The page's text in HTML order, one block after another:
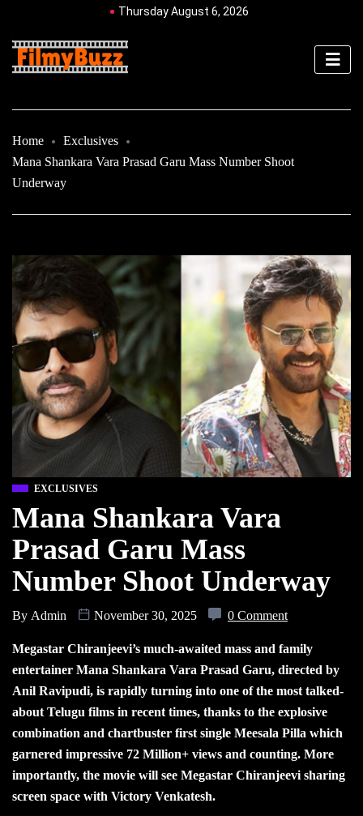
Thursday August 6, 2026
Home
Exclusives
Mana Shankara Vara Prasad Garu Mass Number Shoot
Underway
EXCLUSIVES
Mana Shankara Vara
Prasad Garu Mass
Number Shoot Underway
By Admin November 30, 2025 0 Comment
Megastar Chiranjeevi’s much-awaited mass and family
entertainer Mana Shankara Vara Prasad Garu, directed by
Anil Ravipudi, is rapidly turning into one of the most talked-
about Telugu films in recent times, thanks to the explosive
combination and chartbuster first single Meesala Pilla which
garnered impressive 72 Million+ views and counting. More
importantly, the movie will see Megastar Chiranjeevi sharing
screen space with Victory Venkatesh.